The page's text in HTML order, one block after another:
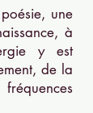
une
à
y est
de la